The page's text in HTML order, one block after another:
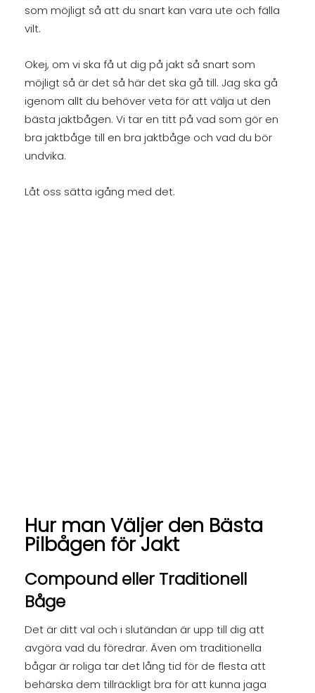
som möjligt så att du snart kan vara ute och fälla
vilt.
Okej, om vi ska få ut dig på jakt så snart som
möjligt så är det så här det ska gå till. Jag ska gå
igenom allt du behöver veta för att välja ut den
bästa jaktbågen. Vi tar en titt på vad som gör en
bra jaktbåge till en bra jaktbåge och vad du bör
undvika.
Låt oss sätta igång med det.
Hur man Väljer den Bästa
Pilbågen för Jakt
Compound eller Traditionell
Båge
Det är ditt val och i slutändan är upp till dig att
avgöra vad du föredrar. Även om traditionella
bågar är roliga tar det lång tid för de flesta att
behärska dem tillräckligt bra för att kunna jaga